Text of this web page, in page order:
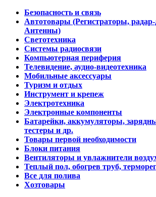
Безопасность и связь
Автотовары (Регистраторы,
Антенны)
Светотехника
Системы радиосвязи
Компьютерная периферия
Телевидение, аудио-видеотехника
Мобильные аксессуары
Туризм и отдых
Инструмент и крепеж
Электротехника
Электронные компоненты
Батарейки, аккумуляторы,
тестеры и др.
Товары первой необходимости
Блоки питания
Вентиляторы и увлажнители
Теплый пол, обогрев труб,
Все для полива
Хозтовары